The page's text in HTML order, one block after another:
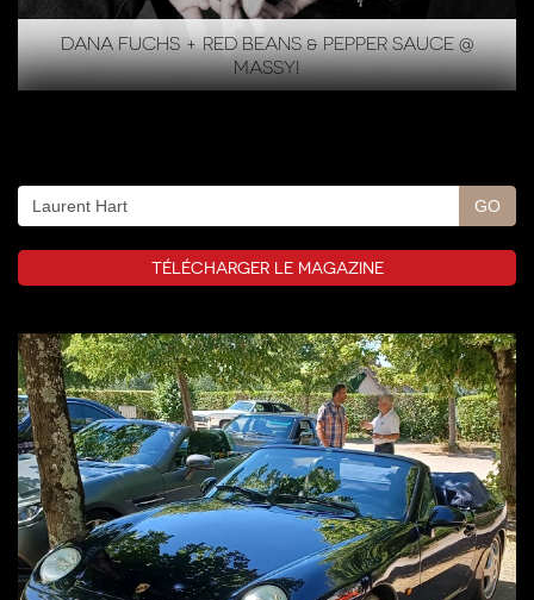
DANA FUCHS + RED BEANS & PEPPER SAUCE @
MASSY!
TÉLÉCHARGER LE MAGAZINE